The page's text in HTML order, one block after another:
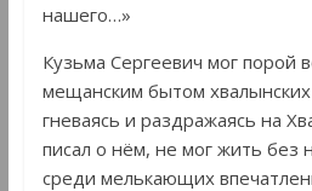
нашего…»
Кузьма Сергеевич мог порой
мещанским бытом
гневаясь и раздражаясь на
писал о нём, не мог жить без
среди мелькающих